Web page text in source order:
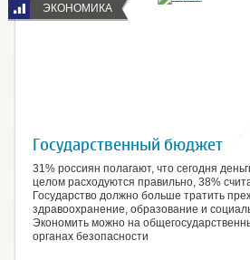
ЭКОНОМИКА
Государственный бюджет
31% россиян полагают, что сегодня
целом расходуются правильно, 38%
Государство должно больше тратить
здравоохранение, образование и
Экономить можно на
органах безопасности